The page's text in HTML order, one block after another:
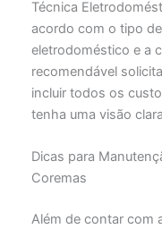
Técnica
acordo com o tipo
eletrodoméstico e a
recomendável
incluir todos os
tenha uma visão
Dicas para
Coremas
Além de contar com